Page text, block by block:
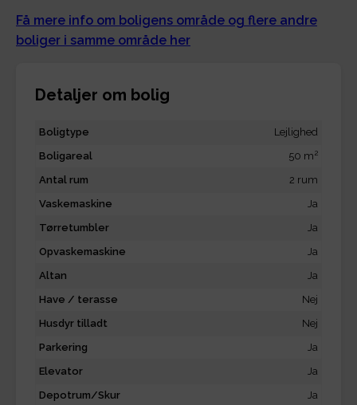
Få mere info om boligens område og flere andre
boliger i samme område her
Detaljer om bolig
Boligtype
Lejlighed
Boligareal
50 m2
Antal rum
2 rum
Vaskemaskine
Ja
Tørretumbler
Ja
Opvaskemaskine
Ja
Altan
Ja
Have / terasse
Nej
Husdyr tilladt
Nej
Parkering
Ja
Elevator
Ja
Depotrum/Skur
Ja